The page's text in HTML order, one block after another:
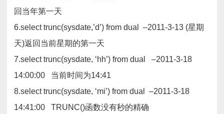
回当年第一天
6.select trunc(sysdate,’d’) from dual –2011-3-13 (星期
天)返回当前星期的第一天
7.select trunc(sysdate, ‘hh’) from dual –2011-3-18
14:00:00 当前时间为14:41
8.select trunc(sysdate, ‘mi’) from dual –2011-3-18
14:41:00 TRUNC()函数没有秒的精确